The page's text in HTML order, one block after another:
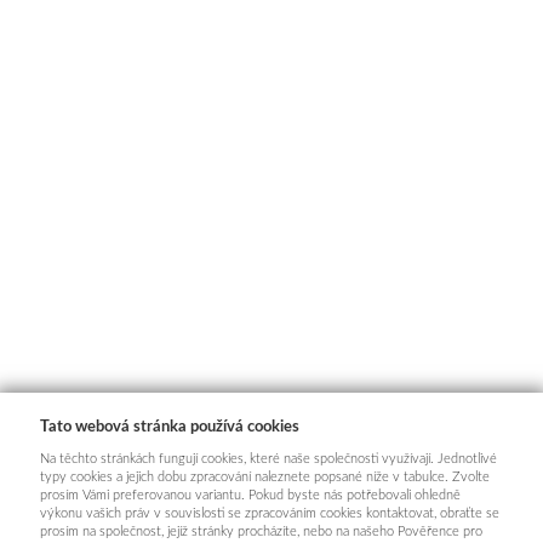
Tato webová stránka používá cookies
Na těchto stránkách fungují cookies, které naše společnosti využívají. Jednotlivé
typy cookies a jejich dobu zpracování naleznete popsané níže v tabulce. Zvolte
prosím Vámi preferovanou variantu. Pokud byste nás potřebovali ohledně
výkonu vašich práv v souvislosti se zpracováním cookies kontaktovat, obraťte se
prosím na společnost, jejíž stránky procházíte, nebo na našeho Pověřence pro